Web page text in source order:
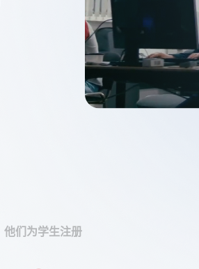
3D ACIS
我们经过验证的
Constraint
了解
现其新的
他们为学生注册